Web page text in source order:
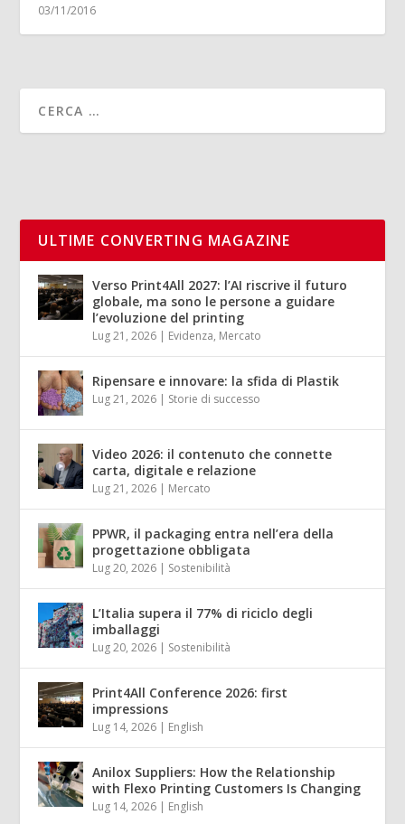
03/11/2016
ULTIME CONVERTING MAGAZINE
Verso Print4All 2027: l’AI riscrive il futuro
globale, ma sono le persone a guidare
l’evoluzione del printing
Lug 21, 2026 | Evidenza, Mercato
Ripensare e innovare: la sfida di Plastik
Lug 21, 2026 | Storie di successo
Video 2026: il contenuto che connette
carta, digitale e relazione
Lug 21, 2026 | Mercato
PPWR, il packaging entra nell’era della
progettazione obbligata
Lug 20, 2026 | Sostenibilità
L’Italia supera il 77% di riciclo degli
imballaggi
Lug 20, 2026 | Sostenibilità
Print4All Conference 2026: first
impressions
Lug 14, 2026 | English
Anilox Suppliers: How the Relationship
with Flexo Printing Customers Is Changing
Lug 14, 2026 | English